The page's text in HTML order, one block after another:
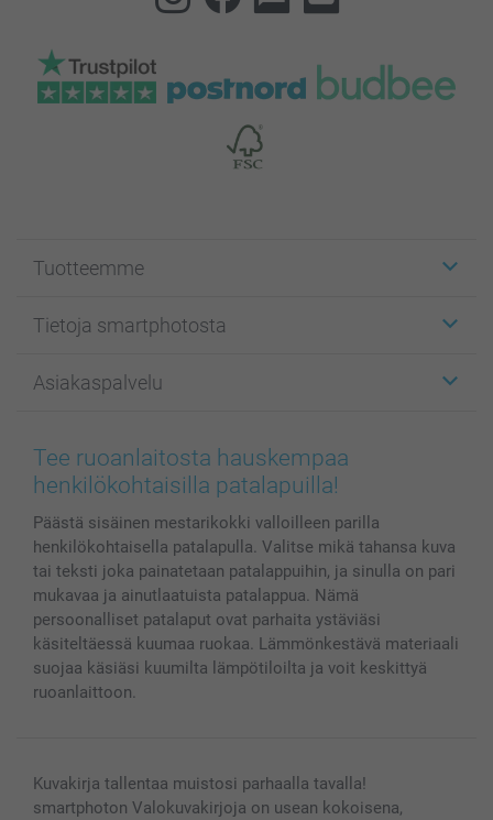
Tuotteemme
Kuvakortit
Kuvakirjat
Valokuvat, Julisteet & Taskukirjat
Kännykkä & Tabletti
Kuvakalenterit & Päivyrit
Valokuvakehykset & Lisätarvikkeet
Lahjakortti
Kaikki kuvatuotteet
Tietoja smartphotosta
Affiliate ohjelma
Evästekäytäntö
Sivukartta
Investor Relations
Asiakaspalvelu
100% tyytyväisyystakuu
smartbonus
Tilausten tila
Tee ruoanlaitosta hauskempaa
henkilökohtaisilla patalapuilla!
Päästä sisäinen mestarikokki valloilleen parilla
henkilökohtaisella patalapulla. Valitse mikä tahansa kuva
tai teksti joka painatetaan patalappuihin, ja sinulla on pari
mukavaa ja ainutlaatuista patalappua. Nämä
persoonalliset patalaput ovat parhaita ystäviäsi
käsiteltäessä kuumaa ruokaa. Lämmönkestävä materiaali
suojaa käsiäsi kuumilta lämpötiloilta ja voit keskittyä
ruoanlaittoon.
Kuvakirja tallentaa muistosi parhaalla tavalla!
smartphoton Valokuvakirjoja on usean kokoisena,